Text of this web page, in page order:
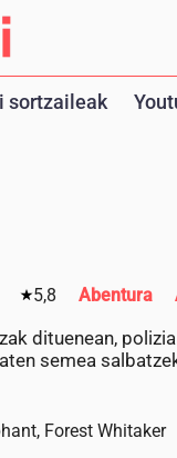
sortzaileak
5,8 Abentura
dituenean,
semea
Forest Whitaker